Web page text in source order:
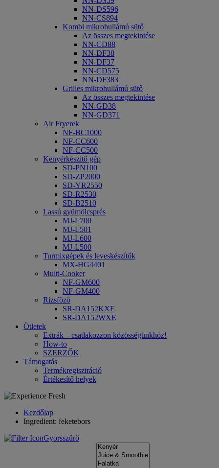
NN-DS596
NN-CS894
Kombi mikrohullámú sütő
Az összes megtekintése
NN-CD88
NN-DF38
NN-DF37
NN-CD575
NN-DF383
Grilles mikrohullámú sütő
Az összes megtekintése
NN-GD38
NN-GD371
Air Fryerek
NF-BC1000
NF-CC600
NF-CC500
Kenyérkészítő gép
SD-PN100
SD-ZP2000
SD-YR2550
SD-R2530
SD-B2510
Lassú gyümölcsprés
MJ-L700
MJ-L501
MJ-L600
MJ-L500
Turmixgépek és leveskészítők
MX-HG4401
Multi-Cooker
NF-GM600
NF-GM400
Rizsfőző
SR-DA152KXE
SR-DA152WXE
Ötletek
Extrák – csatlakozzon közösségünkhöz!
How-to
SZERZŐK
Támogatás
Termékregisztráció
Értékesítő helyek
Kezdőlap
Ingredient: feketebors
Gyorsszűrő